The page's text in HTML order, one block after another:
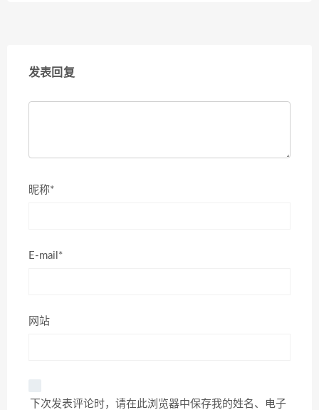
发表回复
昵称*
E-mail*
网站
下次发表评论时，请在此浏览器中保存我的姓名、电子